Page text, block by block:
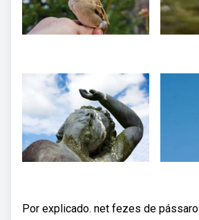
Por explicado. net fezes de